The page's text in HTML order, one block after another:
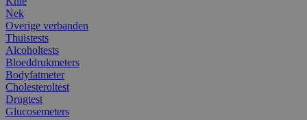
Nek
Overige verbanden
Thuistests
Alcoholtests
Bloeddrukmeters
Bodyfatmeter
Cholesteroltest
Drugtest
Glucosemeters